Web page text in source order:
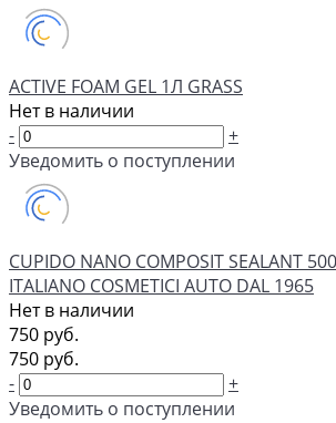
ACTIVE FOAM GEL 1Л GRASS
Нет в наличии
-
+
Уведомить о поступлении
CUPIDO NANO COMPOSIT SEALANT
ITALIANO COSMETICI AUTO DAL 1965
Нет в наличии
750 руб.
750 руб.
-
+
Уведомить о поступлении